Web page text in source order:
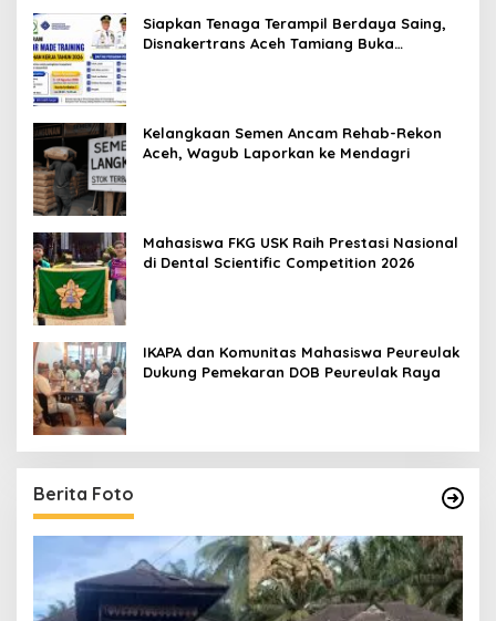
Siapkan Tenaga Terampil Berdaya Saing,
Disnakertrans Aceh Tamiang Buka
Kelangkaan Semen Ancam Rehab-Rekon
Aceh, Wagub Laporkan ke Mendagri
Mahasiswa FKG USK Raih Prestasi Nasional
di Dental Scientific Competition 2026
IKAPA dan Komunitas Mahasiswa Peureulak
Dukung Pemekaran DOB Peureulak Raya
Berita Foto